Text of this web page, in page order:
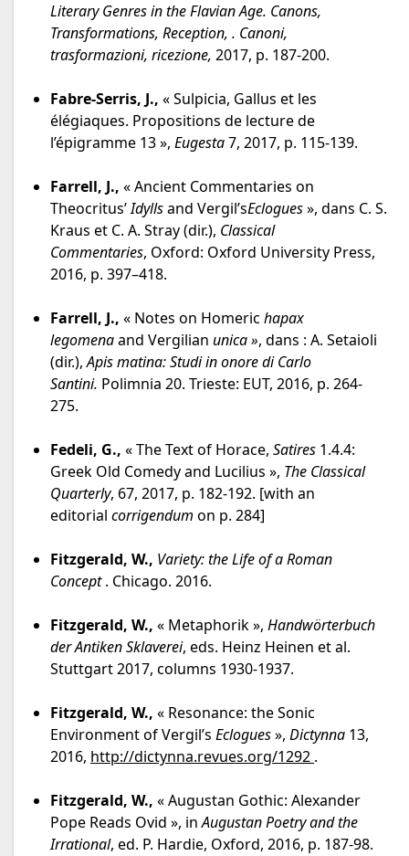
Literary Genres in the Flavian Age. Canons,
Transformations, Reception, . Canoni,
trasformazioni, ricezione, 2017, p. 187-200.
Fabre-Serris, J., « Sulpicia, Gallus et les
élégiaques. Propositions de lecture de
l’épigramme 13 », Eugesta7, 2017, p. 115-139.
Farrell, J., « Ancient Commentaries on
Theocritus’Idyllsand Vergil’sEclogues», dans C. S.
Kraus et C. A. Stray (dir.), Classical
Commentaries, Oxford: Oxford University Press,
2016, p. 397–418.
Farrell, J., « Notes on Homeric hapax
legomenaand Vergilian unica », dans : A. Setaioli
(dir.),Apis matina: Studi in onore di Carlo
Santini. Polimnia 20. Trieste: EUT, 2016, p. 264-
275.
Fedeli, G., « The Text of Horace, Satires 1.4.4:
Greek Old Comedy and Lucilius », The Classical
Quarterly, 67, 2017, p. 182-192. [with an
editorial corrigendum on p. 284]
Fitzgerald, W., Variety: the Life of a Roman
Concept. Chicago. 2016.
Fitzgerald, W., « Metaphorik », Handwörterbuch
der Antiken Sklaverei, eds. Heinz Heinen et al.
Stuttgart 2017, columns 1930-1937.
Fitzgerald, W., « Resonance: the Sonic
Environment of Vergil’s Eclogues», Dictynna 13,
2016, http://dictynna.revues.org/1292 .
Fitzgerald, W., « Augustan Gothic: Alexander
Pope Reads Ovid », inAugustan Poetry and the
Irrational, ed. P. Hardie, Oxford, 2016, p. 187-98.